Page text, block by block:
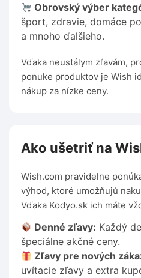
Obrovský výber
šport, zdravie, domáce
a mnoho ďalšieho.
Vďaka neustálym zľavám,
ponuke produktov je Wish
nákup za nízke ceny.
Ako ušetriť na
Wish.com pravidelne
výhod, ktoré umožňujú
Vďaka Kodyo.sk ich máte
Denné zľavy: Každý
špeciálne akčné ceny.
Zľavy pre nových
uvítacie zľavy a extra